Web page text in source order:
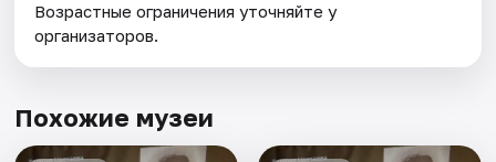
Возрастные ограничения уточняйте у
организаторов.
Похожие музеи